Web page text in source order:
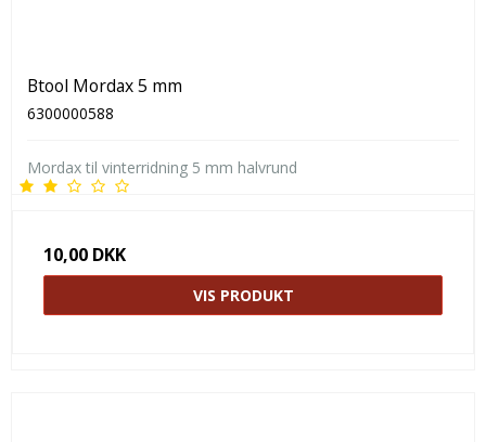
Btool Mordax 5 mm
6300000588
Mordax til vinterridning 5 mm halvrund
10,00 DKK
VIS PRODUKT